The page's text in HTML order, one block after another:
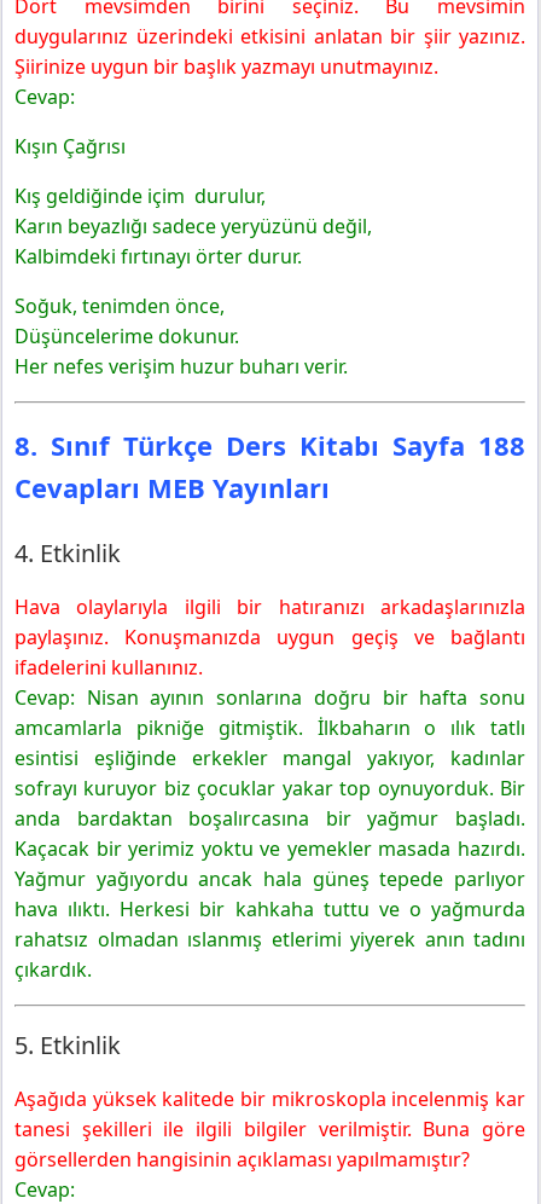
Dört mevsimden birini seçiniz. Bu mevsimin
duygularınız üzerindeki etkisini anlatan bir şiir yazınız.
Şiirinize uygun bir başlık yazmayı unutmayınız.
Cevap:
Kışın Çağrısı
Kış geldiğinde içim durulur,
Karın beyazlığı sadece yeryüzünü değil,
Kalbimdeki fırtınayı örter durur.
Soğuk, tenimden önce,
Düşüncelerime dokunur.
Her nefes verişim huzur buharı verir.
8. Sınıf Türkçe Ders Kitabı Sayfa 188
Cevapları MEB Yayınları
4. Etkinlik
Hava olaylarıyla ilgili bir hatıranızı arkadaşlarınızla
paylaşınız. Konuşmanızda uygun geçiş ve bağlantı
ifadelerini kullanınız.
Cevap: Nisan ayının sonlarına doğru bir hafta sonu
amcamlarla pikniğe gitmiştik. İlkbaharın o ılık tatlı
esintisi eşliğinde erkekler mangal yakıyor, kadınlar
sofrayı kuruyor biz çocuklar yakar top oynuyorduk. Bir
anda bardaktan boşalırcasına bir yağmur başladı.
Kaçacak bir yerimiz yoktu ve yemekler masada hazırdı.
Yağmur yağıyordu ancak hala güneş tepede parlıyor
hava ılıktı. Herkesi bir kahkaha tuttu ve o yağmurda
rahatsız olmadan ıslanmış etlerimi yiyerek anın tadını
çıkardık.
5. Etkinlik
Aşağıda yüksek kalitede bir mikroskopla incelenmiş kar
tanesi şekilleri ile ilgili bilgiler verilmiştir. Buna göre
görsellerden hangisinin açıklaması yapılmamıştır?
Cevap: